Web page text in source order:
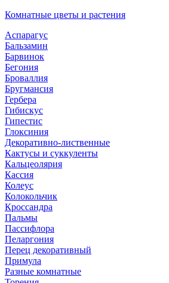
Комнатные цветы и растения
Аспарагус
Бальзамин
Барвинок
Бегония
Броваллия
Бругмансия
Гербера
Гибискус
Гипестис
Глоксиния
Декоративно-лиственные
Кактусы и суккуленты
Кальцеолярия
Кассия
Колеус
Колокольчик
Кроссандра
Пальмы
Пассифлора
Пеларгония
Перец декоративный
Примула
Разные комнатные